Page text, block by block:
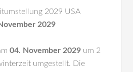
2029
04. November 2029 um 2
umgestellt. Die